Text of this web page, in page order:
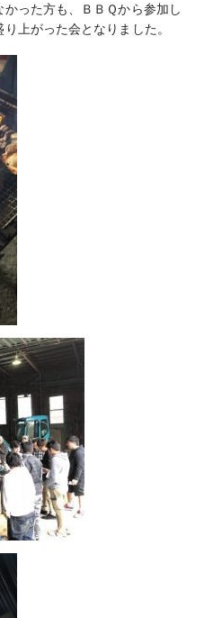
った方も、ＢＢＱから参加し
上がった会となりました。